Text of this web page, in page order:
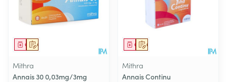
Op voorschrift
Geneesmiddel
Mithra
Annais 30 0,03mg/3mg
Op voorschrift
Geneesmiddel
Mithra
Annais Continu